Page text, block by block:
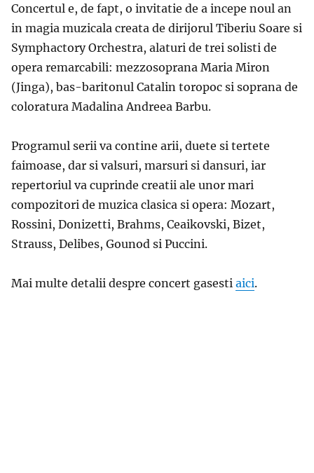
Concertul e, de fapt, o invitatie de a incepe noul an
in magia muzicala creata de dirijorul Tiberiu Soare si
Symphactory Orchestra, alaturi de trei solisti de
opera remarcabili: mezzosoprana Maria Miron
(Jinga), bas-baritonul Catalin toropoc si soprana de
coloratura Madalina Andreea Barbu.
Programul serii va contine arii, duete si tertete
faimoase, dar si valsuri, marsuri si dansuri, iar
repertoriul va cuprinde creatii ale unor mari
compozitori de muzica clasica si opera: Mozart,
Rossini, Donizetti, Brahms, Ceaikovski, Bizet,
Strauss, Delibes, Gounod si Puccini.
Mai multe detalii despre concert gasesti aici.